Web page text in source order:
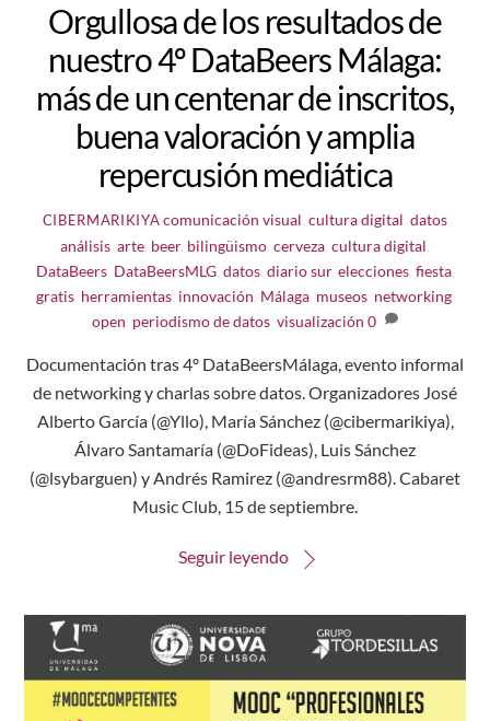
Orgullosa de los resultados de
nuestro 4º DataBeers Málaga:
más de un centenar de inscritos,
buena valoración y amplia
repercusión mediática
CIBERMARIKIYA comunicación visual ,cultura digital ,datos
análisis arte beer, bilingüismo cerveza cultura digital
DataBeers, DataBeersMLG, datos, diario sur, elecciones, fiesta,
gratis, herramientas, innovación Málaga, museos, networking,
open periodismo de datos ,visualización 0
Documentación tras 4º DataBeersMálaga, evento informal
de networking y charlas sobre datos. Organizadores José
Alberto García (@Yllo), María Sánchez (@cibermarikiya),
Álvaro Santamaría (@DoFideas), Luis Sánchez
(@lsybarguen) y Andrés Ramirez (@andresrm88). Cabaret
Music Club, 15 de septiembre.
Seguir leyendo